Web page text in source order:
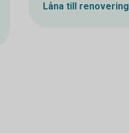
Låna till renovering